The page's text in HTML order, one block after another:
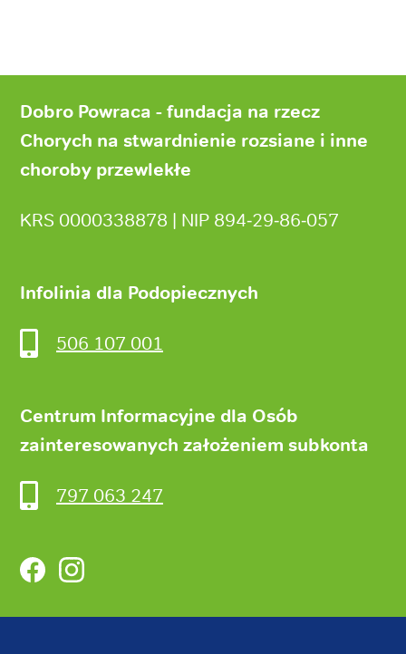
stronyDobro Powraca - fundacja na rzecz
Chorych na stwardnienie rozsiane i inne
choroby przewlekłe
KRS 0000338878 | NIP 894‑29‑86‑057
Infolinia dla Podopiecznych
506 107 001
Centrum Informacyjne dla Osób
zainteresowanych założeniem subkonta
797 063 247
FacebookInstagram